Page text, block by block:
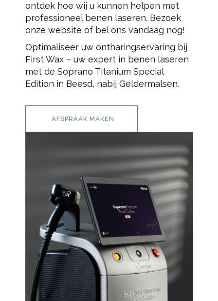
ontdek hoe wij u kunnen helpen met
professioneel benen laseren. Bezoek
onze website of bel ons vandaag nog!
Optimaliseer uw ontharingservaring bij
First Wax – uw expert in benen laseren
met de Soprano Titanium Special
Edition in Beesd, nabij Geldermalsen.
AFSPRAAK MAKEN